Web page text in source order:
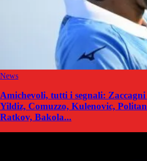
News
Amichevoli, tutti i segnali:
Yildiz, Comuzzo, Kulenovic,
Ratkov, Bakola...